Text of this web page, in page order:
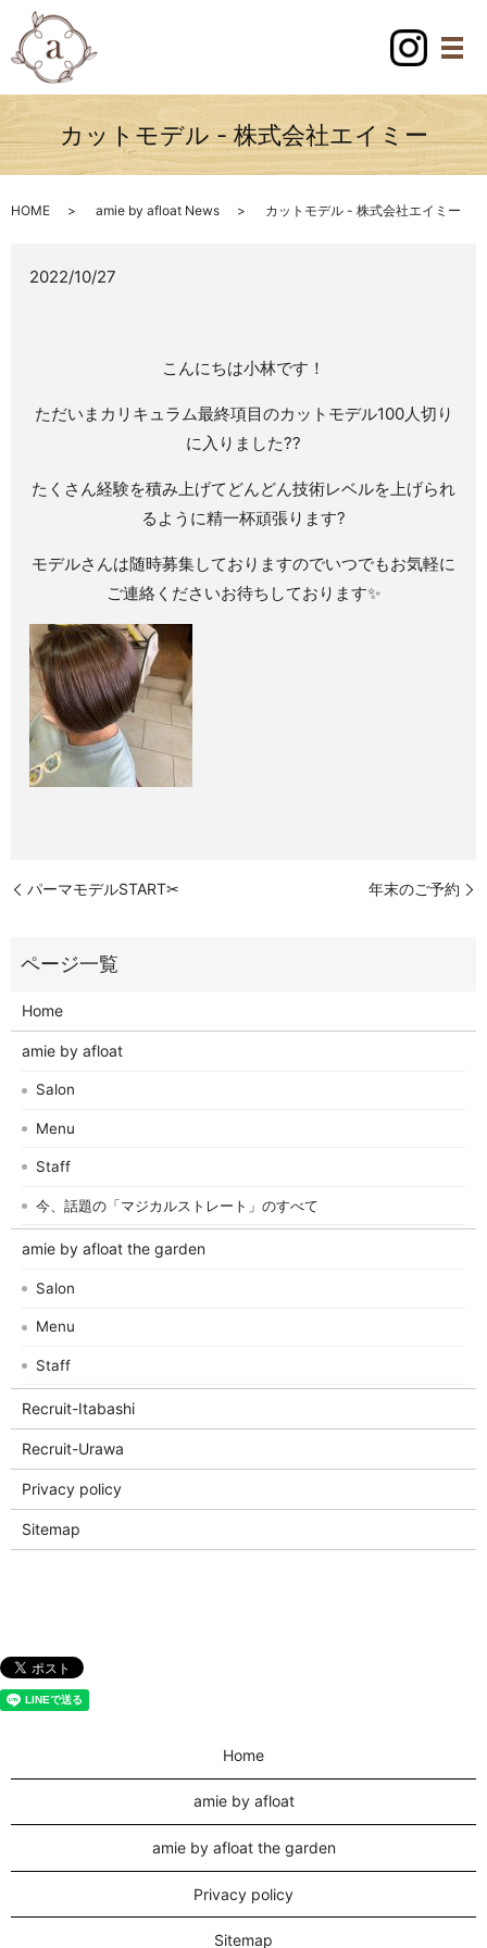
カットモデル - 株式会社エイミー
HOME amie by afloat News カットモデル - 株式会社エイミー
2022/10/27
こんにちは小林です！
ただいまカリキュラム最終項目のカットモデル100人切り
に入りました??
たくさん経験を積み上げてどんどん技術レベルを上げられ
るように精一杯頑張ります?
モデルさんは随時募集しておりますのでいつでもお気軽に
ご連絡くださいお待ちしております✨
パーマモデルSTART✂︎ 年末のご予約
Home
amie by afloat
Salon
Menu
Staff
今、話題の「マジカルストレート」のすべて
amie by afloat the garden
Salon
Menu
Staff
Recruit-Itabashi
Recruit-Urawa
Privacy policy
Sitemap
Home
amie by afloat
amie by afloat the garden
Privacy policy
Sitemap